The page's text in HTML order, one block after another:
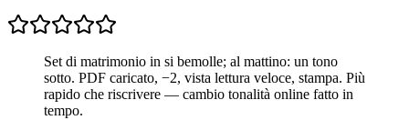
Set di matrimonio in si bemolle; al mattino: un tono
sotto. PDF caricato, −2, vista lettura veloce, stampa. Più
rapido che riscrivere — cambio tonalità online fatto in
tempo.